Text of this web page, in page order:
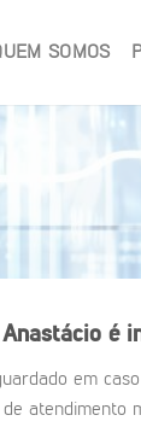
SOMOS
é
em
atendimento